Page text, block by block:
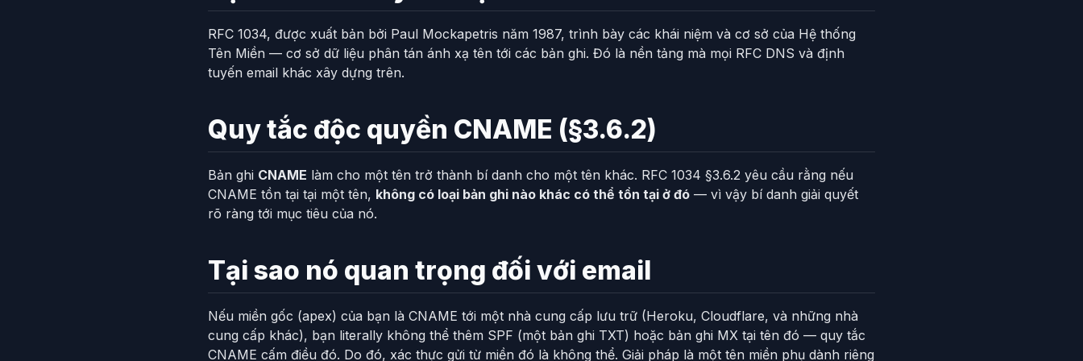
RFC 1034, được xuất bản bởi Paul Mockapetris năm 1987, trình bày các khái niệm và cơ sở của Hệ thống
Tên Miền — cơ sở dữ liệu phân tán ánh xạ tên tới các bản ghi. Đó là nền tảng mà mọi RFC DNS và định
tuyến email khác xây dựng trên.
Quy tắc độc quyền CNAME (§3.6.2)
Bản ghi CNAME làm cho một tên trở thành bí danh cho một tên khác. RFC 1034 §3.6.2 yêu cầu rằng nếu
CNAME tồn tại tại một tên, không có loại bản ghi nào khác có thể tồn tại ở đó — vì vậy bí danh giải quyết
rõ ràng tới mục tiêu của nó.
Tại sao nó quan trọng đối với email
Nếu miền gốc (apex) của bạn là CNAME tới một nhà cung cấp lưu trữ (Heroku, Cloudflare, và những nhà
cung cấp khác), bạn literally không thể thêm SPF (một bản ghi TXT) hoặc bản ghi MX tại tên đó — quy tắc
CNAME cấm điều đó. Do đó, xác thực gửi từ miền đó là không thể. Giải pháp là một tên miền phụ dành riêng